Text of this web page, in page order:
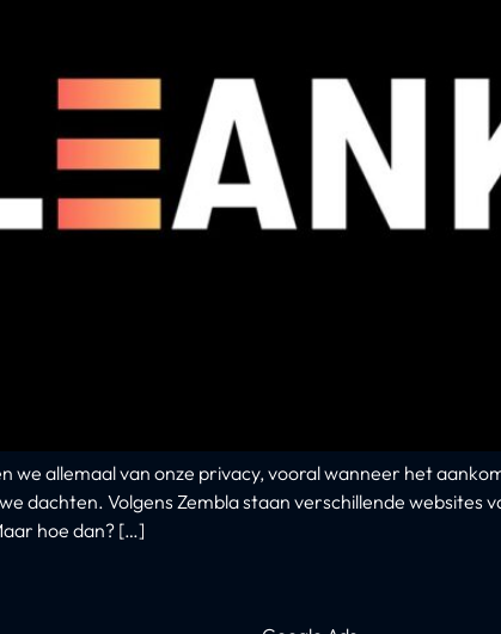
we allemaal van onze privacy, vooral wanneer het
dachten. Volgens Zembla staan verschillende
hoe dan? […]